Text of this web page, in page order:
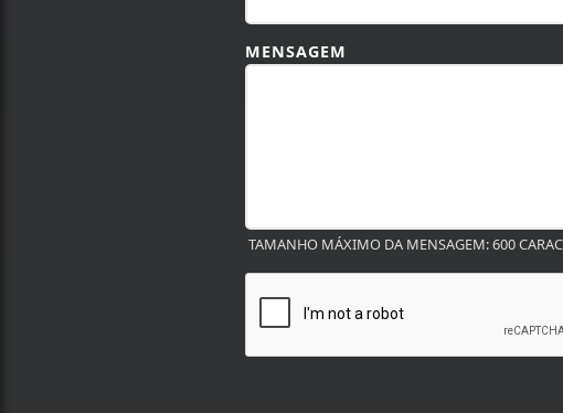
MENSAGEM
TAMANHO MÁXIMO DA MENSAGEM: 600